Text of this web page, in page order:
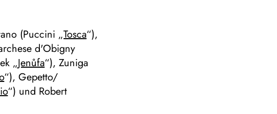
(Puccini „Tosca“),
d'Obigny
„Jenůfa“), Zuniga
“), Gepetto/
“) und Robert